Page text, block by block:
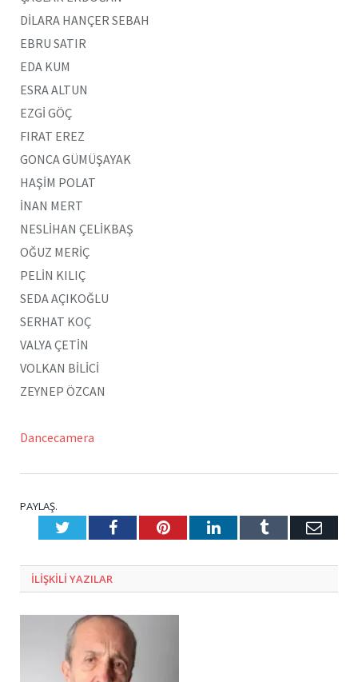
DİLARA HANÇER SEBAH
EBRU SATIR
EDA KUM
ESRA ALTUN
EZGİ GÖÇ
FIRAT EREZ
GONCA GÜMÜŞAYAK
HAŞİM POLAT
İNAN MERT
NESLİHAN ÇELİKBAŞ
OĞUZ MERİÇ
PELİN KILIÇ
SEDA AÇIKOĞLU
SERHAT KOÇ
VALYA ÇETİN
VOLKAN BİLİCİ
ZEYNEP ÖZCAN
Dancecamera
PAYLAŞ.
TwitterFacebookPinterestLinkedInTumblr E-
ILIŞKILI YAZILAR